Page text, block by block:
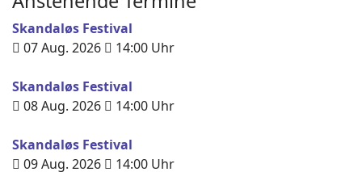
Skandaløs Festival
07 Aug. 2026
14:00 Uhr
Skandaløs Festival
08 Aug. 2026
14:00 Uhr
Skandaløs Festival
09 Aug. 2026
14:00 Uhr